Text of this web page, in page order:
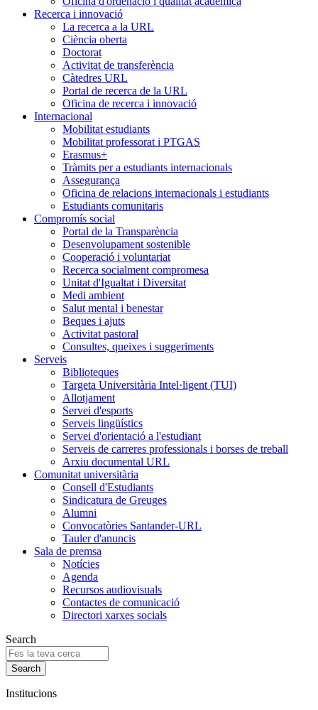
Recerca i innovació
La recerca a la URL
Ciència oberta
Doctorat
Activitat de transferència
Càtedres URL
Portal de recerca de la URL
Oficina de recerca i innovació
Internacional
Mobilitat estudiants
Mobilitat professorat i PTGAS
Erasmus+
Tràmits per a estudiants internacionals
Assegurança
Oficina de relacions internacionals i estudiants
Estudiants comunitaris
Compromís social
Portal de la Transparència
Desenvolupament sostenible
Cooperació i voluntariat
Recerca socialment compromesa
Unitat d'Igualtat i Diversitat
Medi ambient
Salut mental i benestar
Beques i ajuts
Activitat pastoral
Consultes, queixes i suggeriments
Serveis
Biblioteques
Targeta Universitària Intel·ligent (TUI)
Allotjament
Servei d'esports
Serveis lingüístics
Servei d'orientació a l'estudiant
Serveis de carreres professionals i borses de treball
Arxiu documental URL
Comunitat universitària
Consell d'Estudiants
Sindicatura de Greuges
Alumni
Convocatòries Santander-URL
Tauler d'anuncis
Sala de premsa
Notícies
Agenda
Recursos audiovisuals
Contactes de comunicació
Directori xarxes socials
Search
Institucions